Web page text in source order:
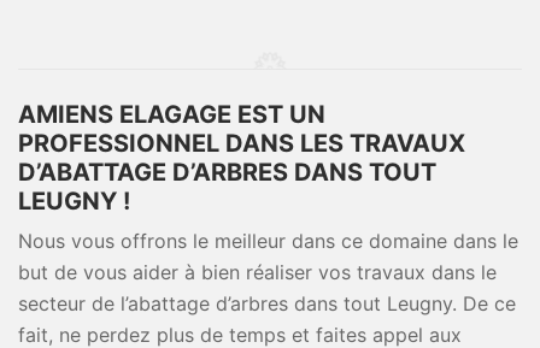
AMIENS ELAGAGE EST UN
PROFESSIONNEL DANS LES TRAVAUX
D’ABATTAGE D’ARBRES DANS TOUT
LEUGNY !
Nous vous offrons le meilleur dans ce domaine dans le
but de vous aider à bien réaliser vos travaux dans le
secteur de l’abattage d’arbres dans tout Leugny. De ce
fait, ne perdez plus de temps et faites appel aux